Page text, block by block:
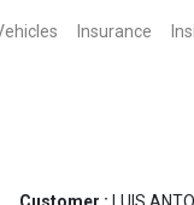
Insurance